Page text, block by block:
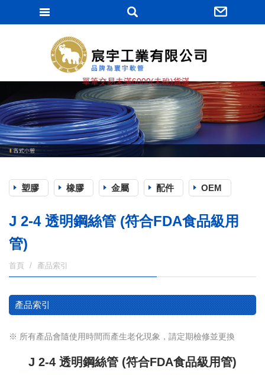
★ 單筆交易未滿6000(未稅)貨滿棧, 運費由買方負擔
塑膠 橡膠 金屬 配件 OEM
J 2-4 透明鋼絲管 (符合FDA食品級用
管)
首頁 產品索引
產品索引
※ 所有產品會隨使用時間而產生老化現象，請定期檢修並更換
J 2-4 透明鋼絲管 (符合FDA食品級用管)